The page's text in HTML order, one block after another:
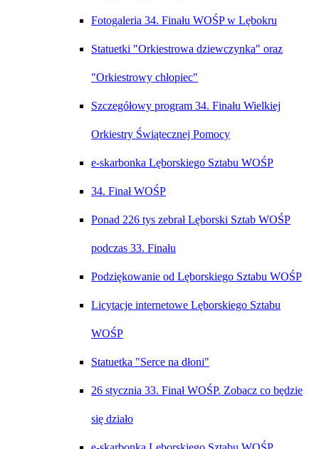
Fotogaleria 34. Finału WOŚP w Lębokru
Statuetki "Orkiestrowa dziewczynka" oraz
"Orkiestrowy chłopiec"
Szczegółowy program 34. Finału Wielkiej
Orkiestry Świątecznej Pomocy
e-skarbonka Lęborskiego Sztabu WOŚP
34. Finał WOŚP
Ponad 226 tys zebrał Lęborski Sztab WOŚP
podczas 33. Finału
Podziękowanie od Lęborskiego Sztabu WOŚP
Licytacje internetowe Lęborskiego Sztabu
WOŚP
Statuetka "Serce na dłoni"
26 stycznia 33. Finał WOŚP. Zobacz co będzie
się działo